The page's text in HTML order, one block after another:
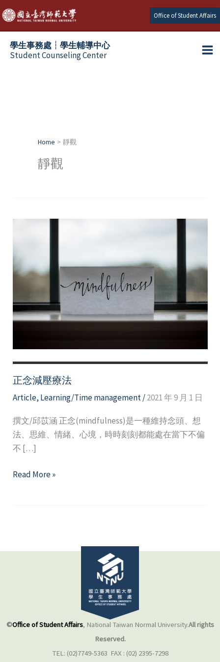
Skip
to
content
Office of Student Affairs
學生事務處┆學生輔導中心
Student Counseling Center
Home 靜觀
靜觀
正念減壓療法
Article, Learning/Time management/2021 年 9 月 1 日
撰文/邱苡涵 正念(mindfulness)是一種維持念頭、想
法、思維、情緒、心境，時時刻刻都能處在當下不偏
不 […]
正
Read More »
©Office of Student Affairs, National Taiwan Normal University.All rights
Reserved.
TEL: (02)7749-5363 FAX : (02) 2395-7298